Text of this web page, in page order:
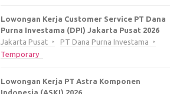
Lowongan Kerja Customer Service PT Dana
Purna Investama (DPI) Jakarta Pusat 2026
Jakarta Pusat
PT Dana Purna Investama
Temporary
Lowongan Kerja PT Astra Komponen
Indonesia (ASKI) 2026